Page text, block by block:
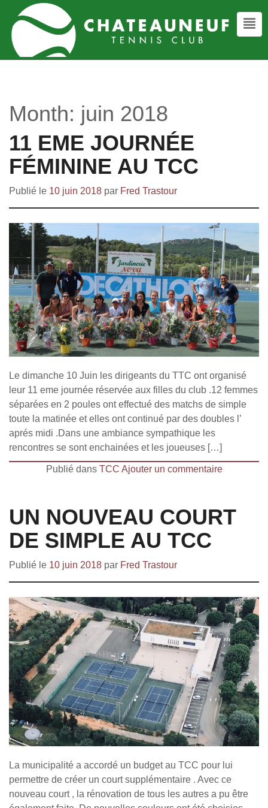
Month: juin 2018
11 EME JOURNÉE
FÉMININE AU TCC
Publié le 10 juin 2018 par Fred Trastour
Le dimanche 10 Juin les dirigeants du TTC ont organisé
leur 11 eme journée réservée aux filles du club .12 femmes
séparées en 2 poules ont effectué des matchs de simple
toute la matinée et elles ont continué par des doubles l’
aprés midi .Dans une ambiance sympathique les
rencontres se sont enchainées et les joueuses […]
Publié dans TCC Ajouter un commentaire
UN NOUVEAU COURT
DE SIMPLE AU TCC
Publié le 10 juin 2018 par Fred Trastour
La municipalité a accordé un budget au TCC pour lui
permettre de créer un court supplémentaire . Avec ce
nouveau court , la rénovation de tous les autres a pu être